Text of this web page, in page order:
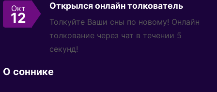
Окт
12
Открылся онлайн толкователь
Толкуйте Ваши сны по новому! Онлайн
толкование через чат в течении 5
секунд!
О соннике